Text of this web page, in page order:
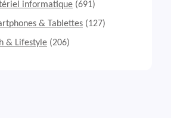
informatique (691)
& Tablettes (127)
& Lifestyle (206)